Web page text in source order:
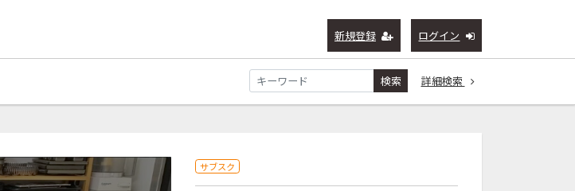
新規登録 ログイン
検索 詳細検索
サブスク